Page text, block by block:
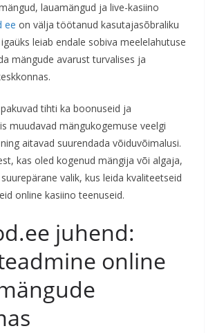
lauamängud ja live-kasiino
ee on välja töötanud kasutajasõbraliku
leiab endale sobiva meelelahutuse
mängude avarust turvalises ja
tihti ka boonuseid ja
muudavad mängukogemuse veelgi
aitavad suurendada võiduvõimalusi.
kas oled kogenud mängija või algaja,
suurepärane valik, kus leida kvaliteetseid
online kasiino teenuseid.
juhend:
online